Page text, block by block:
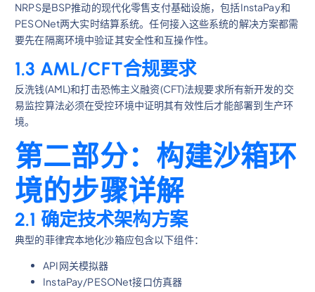
NRPS是BSP推动的现代化零售支付基础设施，包括InstaPay和
PESONet两大实时结算系统。任何接入这些系统的解决方案都需
要先在隔离环境中验证其安全性和互操作性。
1.3 AML/CFT合规要求
反洗钱(AML)和打击恐怖主义融资(CFT)法规要求所有新开发的交
易监控算法必须在受控环境中证明其有效性后才能部署到生产环
境。
第二部分：构建沙箱环
境的步骤详解
2.1 确定技术架构方案
典型的菲律宾本地化沙箱应包含以下组件：
API网关模拟器
InstaPay/PESONet接口仿真器